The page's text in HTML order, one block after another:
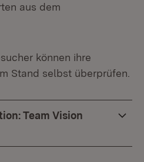
aus dem
können ihre
Stand selbst überprüfen.
Team Vision